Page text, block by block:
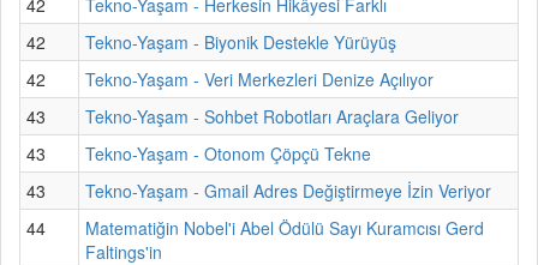
42
Tekno-Yaşam - Biyonik Destekle Yürüyüş
42
Tekno-Yaşam - Veri Merkezleri Denize Açılıyor
43
Tekno-Yaşam - Sohbet Robotları Araçlara Geliyor
43
Tekno-Yaşam - Otonom Çöpçü Tekne
43
Tekno-Yaşam - Gmail Adres Değiştirmeye İzin Veriyor
44
Matematiğin Nobel'i Abel Ödülü Sayı Kuramcısı Gerd
Faltings'in